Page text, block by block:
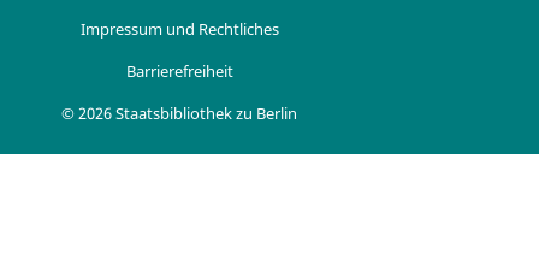
Impressum und Rechtliches
Barrierefreiheit
© 2026 Staatsbibliothek zu Berlin